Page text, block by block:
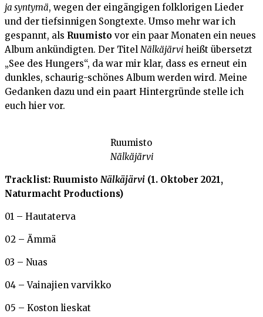
ja syntymä, wegen der eingängigen folklorigen Lieder
und der tiefsinnigen Songtexte. Umso mehr war ich
gespannt, als Ruumisto vor ein paar Monaten ein neues
Album ankündigten. Der Titel Nälkäjärvi heißt übersetzt
„See des Hungers“, da war mir klar, dass es erneut ein
dunkles, schaurig-schönes Album werden wird. Meine
Gedanken dazu und ein paart Hintergründe stelle ich
euch hier vor.
Ruumisto
Nälkäjärvi
Tracklist: Ruumisto Nälkäjärvi (1. Oktober 2021,
Naturmacht Productions)
01 – Hautaterva
02 – Ämmä
03 – Nuas
04 – Vainajien varvikko
05 – Koston lieskat